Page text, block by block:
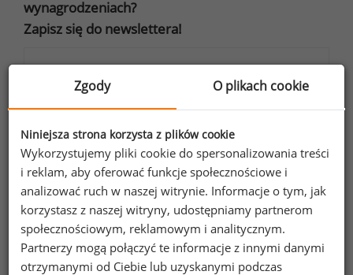
wynagrodzeniach?
Zapisz się do newslettera!
Wyrażam zgodę na przetwarzanie moich
danych osobowych zawartych w
formularzu przez Sedlak&Sedlak sp. z o.o.
sp. k. w celu otrzymywania bezpłatnego
newsletter’a portalu wynagrodzenia.pl.
Wyrażam zgodę na przesyłanie na podany
adres e-mail ofert handlowych oraz
informacji marketingowych. Oświadczam,
Zgody O plikach cookie
Niniejsza strona korzysta z plików cookie
Wykorzystujemy pliki cookie do spersonalizowania treści
i reklam, aby oferować funkcje społecznościowe i
analizować ruch w naszej witrynie. Informacje o tym, jak
korzystasz z naszej witryny, udostępniamy partnerom
społecznościowym, reklamowym i analitycznym.
Partnerzy mogą połączyć te informacje z innymi danymi
otrzymanymi od Ciebie lub uzyskanymi podczas